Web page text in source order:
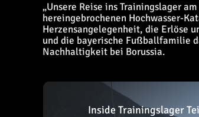
„Unsere Reise ins Trainingslager
hereingebrochenen Hochwasser-
Herzensangelegenheit, die Erlöse
und die bayerische Fußballfamilie
Nachhaltigkeit bei Borussia.
Inside Trainingslager